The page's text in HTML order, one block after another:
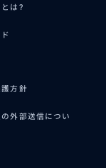
は?
方針
外部送信につい